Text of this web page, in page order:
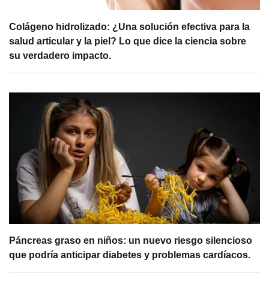
Colágeno hidrolizado: ¿Una solución efectiva para la
salud articular y la piel? Lo que dice la ciencia sobre
su verdadero impacto.
Páncreas graso en niños: un nuevo riesgo silencioso
que podría anticipar diabetes y problemas cardíacos.